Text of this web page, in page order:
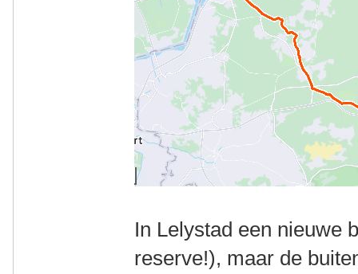
In Lelystad een nieuwe
reserve!), maar de